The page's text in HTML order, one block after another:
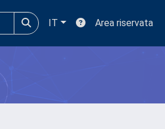
IT Area riservata